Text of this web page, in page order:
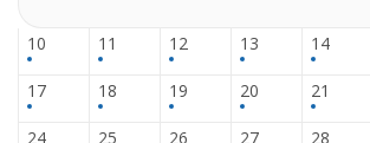
10 11 12 13 14
17 18 19 20 21
24 25 26 27 28